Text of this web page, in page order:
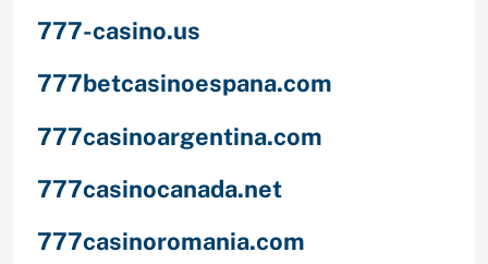
777-casino.us
777betcasinoespana.com
777casinoargentina.com
777casinocanada.net
777casinoromania.com